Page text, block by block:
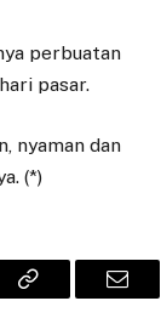
perbuatan
pasar.
nyaman dan
(*)
Copy
Email